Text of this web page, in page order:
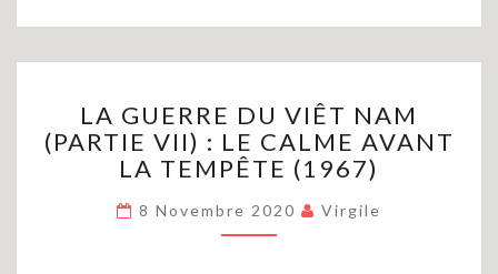
GUERRE
DU
VIÊT
(PARTIE
VII)
LA GUERRE DU VIÊT NAM
(PARTIE VII) : LE CALME AVANT
LA TEMPÊTE (1967)
8 Novembre 2020 Virgile